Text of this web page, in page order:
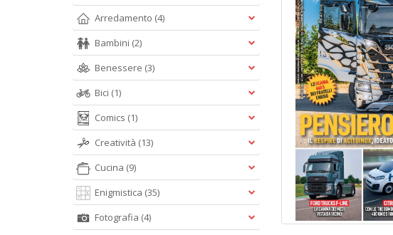
Arredamento (4)
Bambini (2)
Benessere (3)
Bici (1)
Comics (1)
Creatività (13)
Cucina (9)
Enigmistica (35)
Fotografia (4)